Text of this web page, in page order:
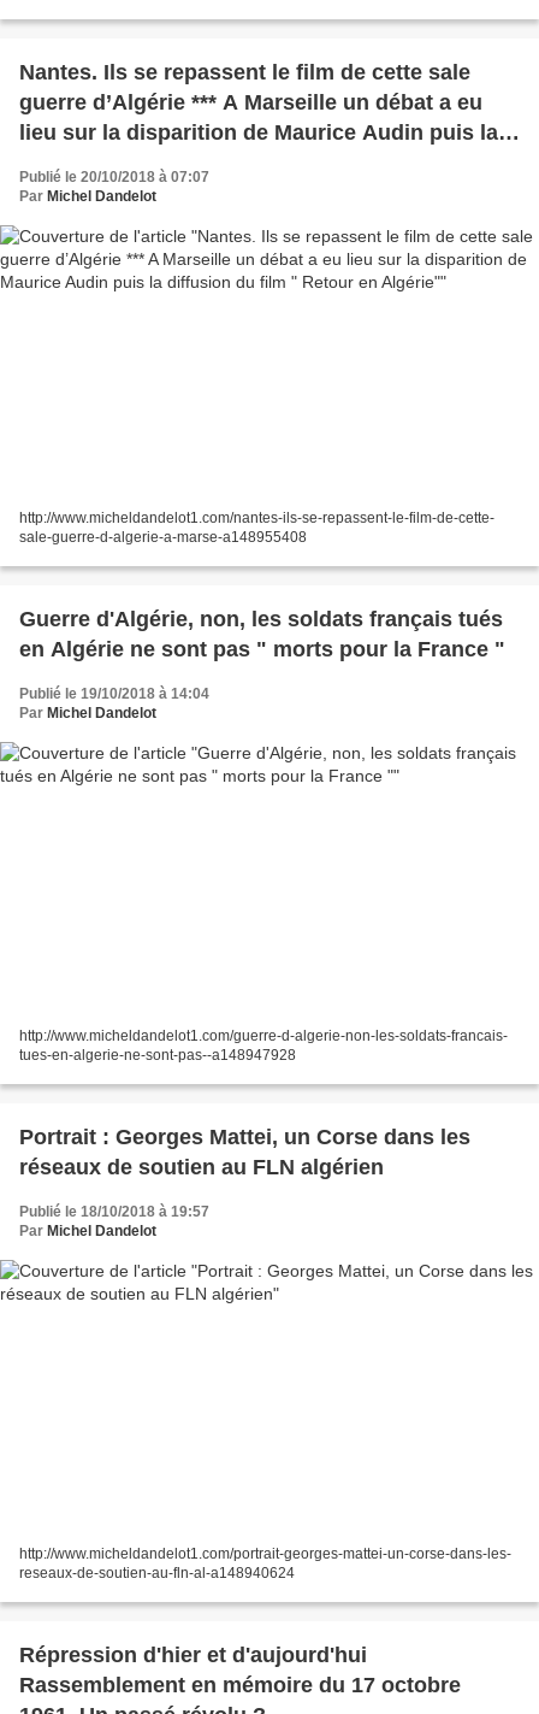
Nantes. Ils se repassent le film de cette sale
guerre d’Algérie *** A Marseille un débat a eu
lieu sur la disparition de Maurice Audin puis la
Publié le 20/10/2018 à 07:07
Par Michel Dandelot
http://www.micheldandelot1.com/nantes-ils-se-repassent-le-film-de-cette-
sale-guerre-d-algerie-a-marse-a148955408
Guerre d'Algérie, non, les soldats français tués
en Algérie ne sont pas " morts pour la France "
Publié le 19/10/2018 à 14:04
Par Michel Dandelot
http://www.micheldandelot1.com/guerre-d-algerie-non-les-soldats-francais-
tues-en-algerie-ne-sont-pas--a148947928
Portrait : Georges Mattei, un Corse dans les
réseaux de soutien au FLN algérien
Publié le 18/10/2018 à 19:57
Par Michel Dandelot
http://www.micheldandelot1.com/portrait-georges-mattei-un-corse-dans-les-
reseaux-de-soutien-au-fln-al-a148940624
Répression d'hier et d'aujourd'hui
Rassemblement en mémoire du 17 octobre